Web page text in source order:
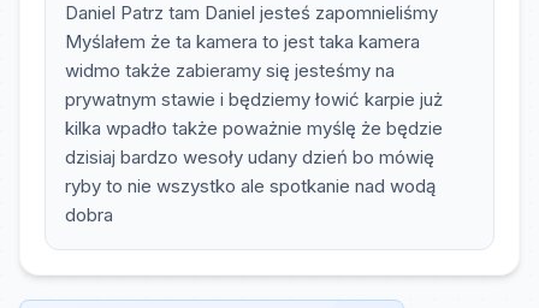
Daniel Patrz tam Daniel jesteś zapomnieliśmy
Myślałem że ta kamera to jest taka kamera
widmo także zabieramy się jesteśmy na
prywatnym stawie i będziemy łowić karpie już
kilka wpadło także poważnie myślę że będzie
dzisiaj bardzo wesoły udany dzień bo mówię
ryby to nie wszystko ale spotkanie nad wodą
dobra